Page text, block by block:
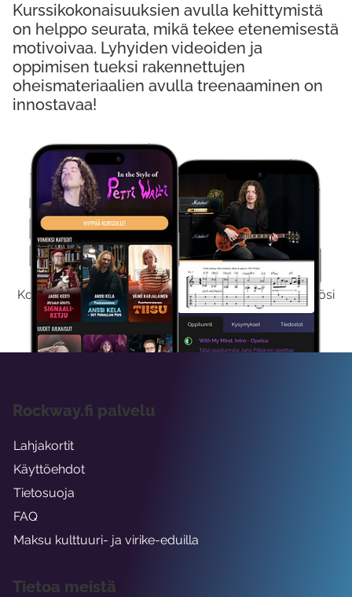
Kokeile Ilmaiseksi
Kokeilemalla ilmaiseksi saat koko sisältömme käyttöösi
viikon ajaksi.
Kurssikokonaisuuksien avulla kehittymistä
on helppo seurata, mikä tekee etenemisestä
motivoivaa. Lyhyiden videoiden ja
oppimisen tueksi rakennettujen
oheismateriaalien avulla treenaaminen on
innostavaa!
Rockway.fi palvelu
Lahjakortit
Käyttöehdot
Tietosuoja
FAQ
Maksu kulttuuri- ja virike-eduilla
Tietoa meistä